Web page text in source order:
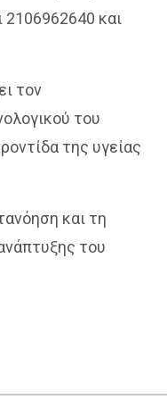
2106962640 και
τον
του
της υγείας
και τη
του